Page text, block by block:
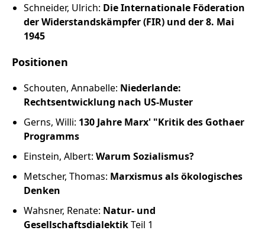
Schneider, Ulrich: Die Internationale Föderation
der Widerstandskämpfer (FIR) und der 8. Mai
1945
Positionen
Schouten, Annabelle: Niederlande:
Rechtsentwicklung nach US-Muster
Gerns, Willi: 130 Jahre Marx' "Kritik des Gothaer
Programms
Einstein, Albert: Warum Sozialismus?
Metscher, Thomas: Marxismus als ökologisches
Denken
Wahsner, Renate: Natur- und
GesellschaftsdialektikTeil 1